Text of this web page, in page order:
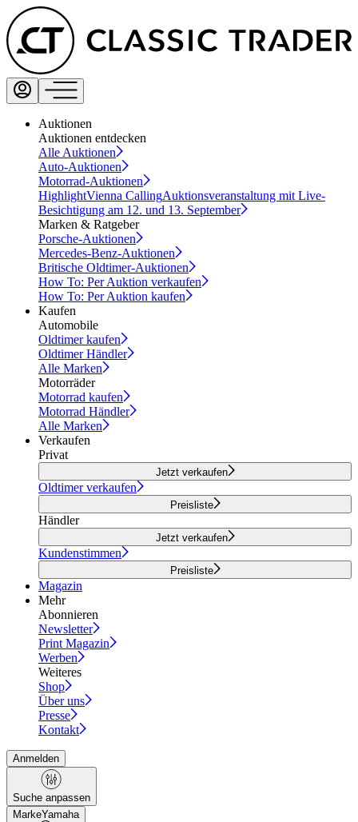
Auktionen
Auktionen entdecken
Alle Auktionen
Auto-Auktionen
Motorrad-Auktionen
HighlightVienna CallingAuktionsveranstaltung mit Live-
Besichtigung am 12. und 13. September
Marken & Ratgeber
Porsche-Auktionen
Mercedes-Benz-Auktionen
Britische Oldtimer-Auktionen
How To: Per Auktion verkaufen
How To: Per Auktion kaufen
Kaufen
Automobile
Oldtimer kaufen
Oldtimer Händler
Alle Marken
Motorräder
Motorrad kaufen
Motorrad Händler
Alle Marken
Verkaufen
Privat
Jetzt verkaufen
Oldtimer verkaufen
Preisliste
Händler
Jetzt verkaufen
Kundenstimmen
Preisliste
Magazin
Mehr
Abonnieren
Newsletter
Print Magazin
Werben
Weiteres
Shop
Über uns
Presse
Kontakt
Anmelden
Suche anpassen
MarkeYamaha